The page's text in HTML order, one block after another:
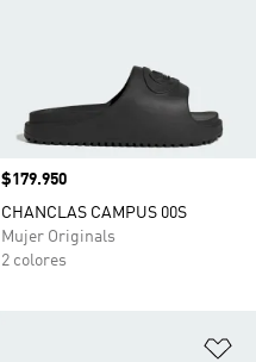
Precio
$179.950
CHANCLAS CAMPUS 00S
Mujer Originals
2 colores